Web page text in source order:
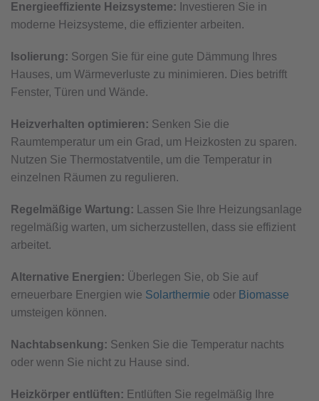
Energieeffiziente Heizsysteme: Investieren Sie in
moderne Heizsysteme, die effizienter arbeiten.
Isolierung: Sorgen Sie für eine gute Dämmung Ihres
Hauses, um Wärmeverluste zu minimieren. Dies betrifft
Fenster, Türen und Wände.
Heizverhalten optimieren: Senken Sie die
Raumtemperatur um ein Grad, um Heizkosten zu sparen.
Nutzen Sie Thermostatventile, um die Temperatur in
einzelnen Räumen zu regulieren.
Regelmäßige Wartung: Lassen Sie Ihre Heizungsanlage
regelmäßig warten, um sicherzustellen, dass sie effizient
arbeitet.
Alternative Energien: Überlegen Sie, ob Sie auf
erneuerbare Energien wie Solarthermie oder Biomasse
umsteigen können.
Nachtabsenkung: Senken Sie die Temperatur nachts
oder wenn Sie nicht zu Hause sind.
Heizkörper entlüften: Entlüften Sie regelmäßig Ihre